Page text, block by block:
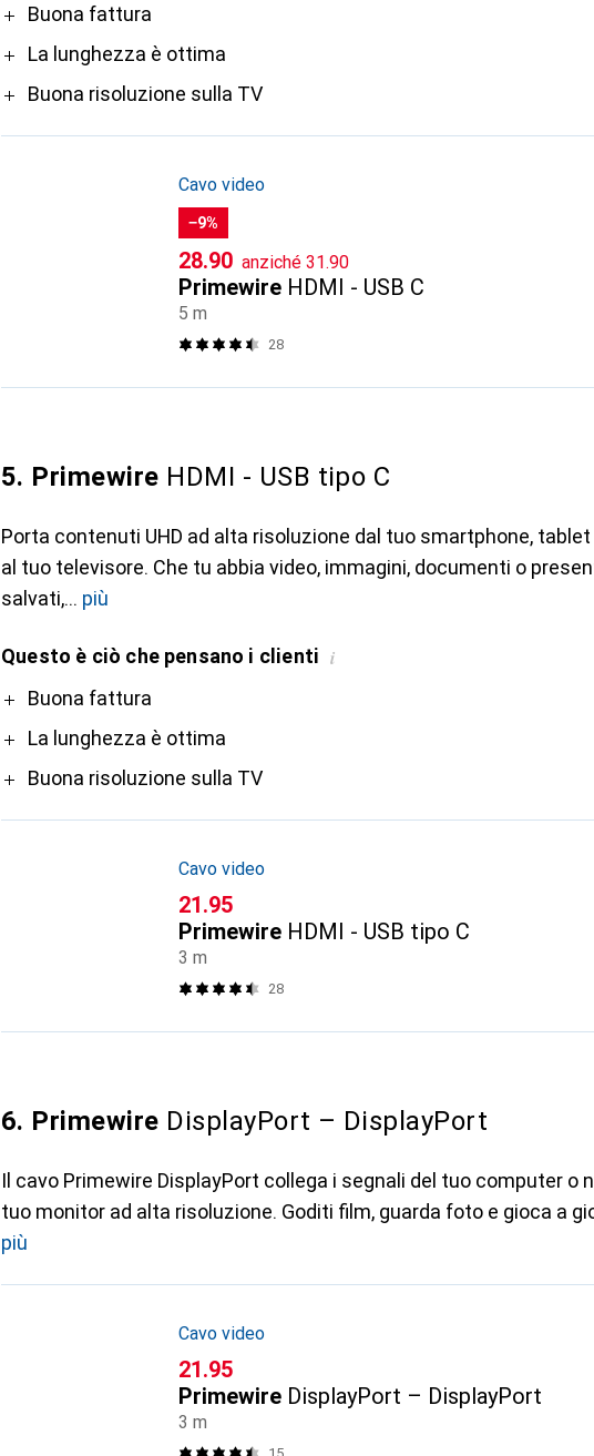
ProBuona fattura
La lunghezza è ottima
Buona risoluzione sulla TV
Cavo video
−9%
CHF
28.90 anziché CHF
31.90
Primewire HDMI - USB C
5 m
28
5. Primewire HDMI - USB tipo C
Porta contenuti UHD ad alta risoluzione dal tuo smartphone,
al tuo televisore. Che tu abbia video, immagini, documenti o
salvati,
più
Questo è ciò che pensano i clienti i
ProBuona fattura
La lunghezza è ottima
Buona risoluzione sulla TV
Cavo video
CHF
21.95
Primewire HDMI - USB tipo C
3 m
28
6. Primewire DisplayPort – DisplayPort
Il cavo Primewire DisplayPort collega i segnali del tuo computer o
tuo monitor ad alta risoluzione. Goditi film, guarda foto e gioca a
più
Cavo video
CHF
21.95
Primewire DisplayPort – DisplayPort
3 m